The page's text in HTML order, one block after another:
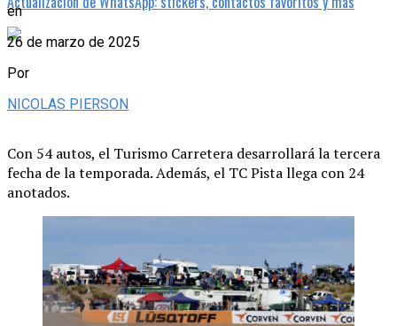
en
26 de marzo de 2025
Por
NICOLAS PIERSON
Con 54 autos, el Turismo Carretera desarrollará la tercera
fecha de la temporada. Además, el TC Pista llega con 24
anotados.